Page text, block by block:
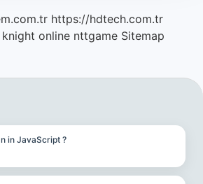
https://hdtech.com.tr
knight online nttgame Sitemap
in JavaScript ?